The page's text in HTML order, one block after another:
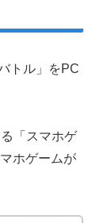
トル」をPC
「スマホゲ
ホゲームが